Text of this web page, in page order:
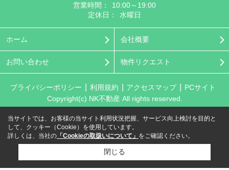
営業時間：
10:00～19:00
定休日：
水曜日
ホーム 会社概要
お問い合わせ 物件リクエスト
プライバシーポリシー 利用規約 アクセスマップ
PCサイト
Copyright(c) NK不動産 All rights reserved.
当サイトでは、お客様の当サイト利用状況把握、サービス向上検討を目的と
して、クッキー（Cookie）を使用しています。
詳しくは、当社の 「Cookieの取扱いについて」 をご確認ください。
閉じる